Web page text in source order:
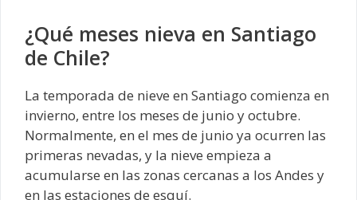
¿Qué meses nieva en Santiago
de Chile?
La temporada de nieve en Santiago comienza en
invierno, entre los meses de junio y octubre.
Normalmente, en el mes de junio ya ocurren las
primeras nevadas, y la nieve empieza a
acumularse en las zonas cercanas a los Andes y
en las estaciones de esquí.